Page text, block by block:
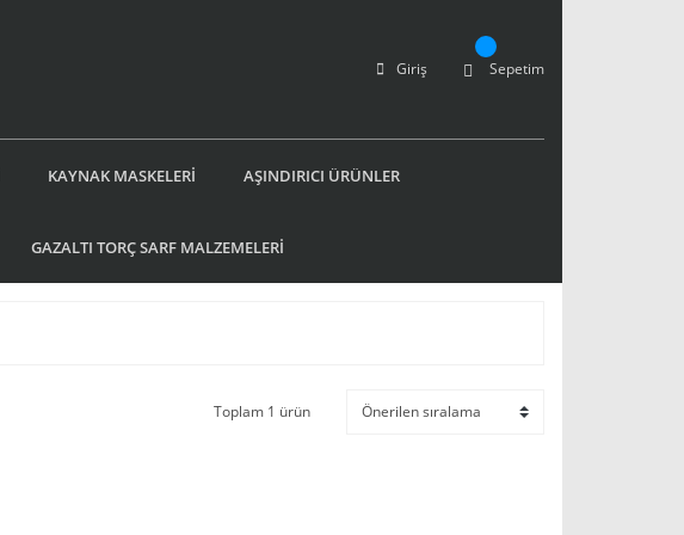
Giriş Sepetim
KAYNAK MASKELERİ AŞINDIRICI ÜRÜNLER
GAZALTI TORÇ SARF MALZEMELERİ
Toplam 1 ürün